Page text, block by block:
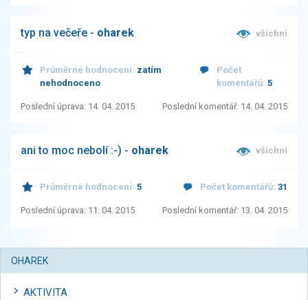
typ na večeře - oharek všichni
Průměrné hodnocení: zatím
nehodnoceno
Počet
komentářů:5
Poslední úprava: 14. 04. 2015 Poslední komentář: 14. 04. 2015
ani to moc nebolí :-) - oharek všichni
Průměrné hodnocení: 5 Počet komentářů: 31
Poslední úprava: 11. 04. 2015 Poslední komentář: 13. 04. 2015
OHAREK
AKTIVITA